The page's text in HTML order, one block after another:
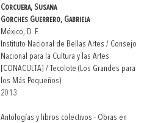
Corcuera, Susana
Gorches Guerrero, Gabriela
México, D. F.
Instituto Nacional de Bellas Artes / Consejo
Nacional para la Cultura y las Artes
[CONACULTA] / Tecolote (Los Grandes para
los Más Pequeños)
2013
Antologías y libros colectivos - Obras en